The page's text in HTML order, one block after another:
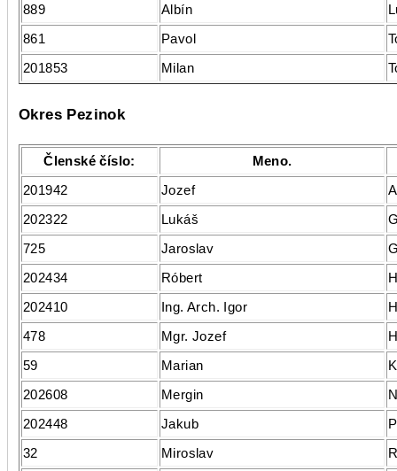
889
Albín
861
Pavol
201853
Milan
Okres Pezinok
Členské číslo:
Meno.
201942
Jozef
202322
Lukáš
725
Jaroslav
202434
Róbert
202410
Ing. Arch. Igor
478
Mgr. Jozef
59
Marian
202608
Mergin
202448
Jakub
32
Miroslav